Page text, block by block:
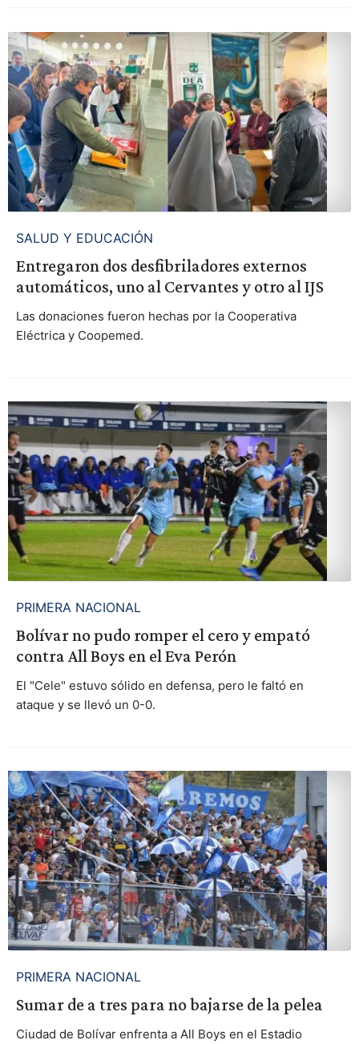
SALUD Y EDUCACIÓN
Entregaron dos desfibriladores externos
automáticos, uno al Cervantes y otro al IJS
Las donaciones fueron hechas por la Cooperativa
Eléctrica y Coopemed.
PRIMERA NACIONAL
Bolívar no pudo romper el cero y empató
contra All Boys en el Eva Perón
El "Cele" estuvo sólido en defensa, pero le faltó en
ataque y se llevó un 0-0.
PRIMERA NACIONAL
Sumar de a tres para no bajarse de la pelea
Ciudad de Bolívar enfrenta a All Boys en el Estadio